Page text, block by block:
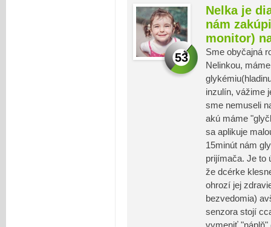
53
Nelka je
nám
monitor)
Sme obyčajná
Nelinkou,
inzulín, vážime
sme nemuseli
akú máme
sa aplikuje
15minút nám
prijímača. Je to
že dcérke
ohrozí jej
bezvedomia)
senzora stojí
vymeniť "náplň"